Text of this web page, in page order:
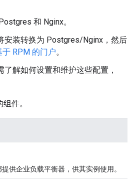
和 Nginx。
安装转换为 Postgres/Nginx，然后
RPM 的门户。
解如何设置和维护这些配置，
件。
供企业负载平衡器，供其实例使用。